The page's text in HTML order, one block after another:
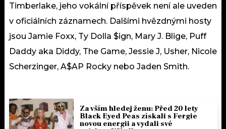
Timberlake, jeho vokální příspěvek není ale uveden
v oficiálních záznamech. Dalšími hvězdnými hosty
jsou Jamie Foxx, Ty Dolla $ign, Mary J. Blige, Puff
Daddy aka Diddy, The Game, Jessie J, Usher, Nicole
Scherzinger, A$AP Rocky nebo Jaden Smith.
Za vším hledej ženu: Před 20 lety
Black Eyed Peas získali s Fergie
novou energii a vydali své